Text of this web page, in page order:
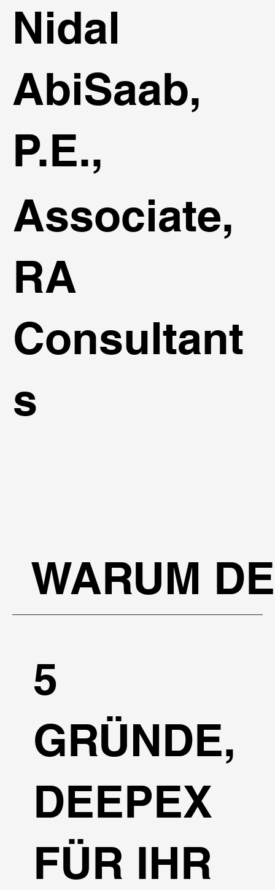
Nidal
AbiSaab,
P.E.,
Associate,
RA
Consultant
s
WARUM
5
GRÜNDE,
DEEPEX
FÜR IHR